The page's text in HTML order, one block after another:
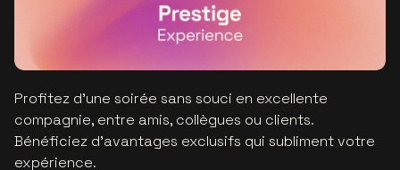
Profitez d’une soirée sans souci en excellente
compagnie, entre amis, collègues ou clients.
Bénéficiez d’avantages exclusifs qui subliment votre
expérience.